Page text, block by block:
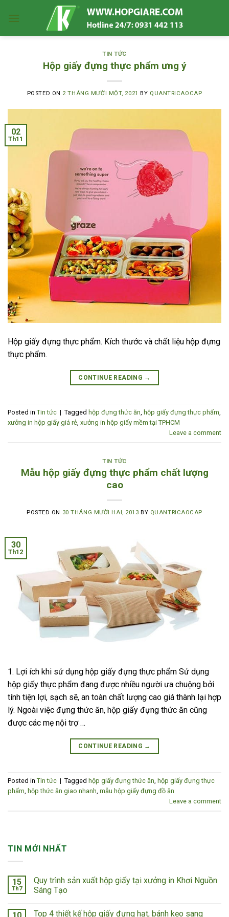
TIN TỨC
Hộp giấy đựng thực phẩm ưng ý
POSTED ON 2 THÁNG MƯỜI MỘT, 2021 BY QUANTRICAOCAP
02
Th11
Hộp giấy đựng thực phẩm. Kích thước và chất liệu hộp đựng
thực phẩm.
CONTINUE READING →
Posted in Tin tức | Tagged hộp đựng thức ăn hộp giấy đựng thực phẩm
xưởng in hộp giấy giá rẻ xưởng in hộp giấy mềm tại TPHCM
Leave a comment
TIN TỨC
Mẫu hộp giấy đựng thực phẩm chất lượng
cao
POSTED ON 30 THÁNG MƯỜI HAI, 2013 BY QUANTRICAOCAP
30
Th12
1. Lợi ích khi sử dụng hộp giấy đựng thực phẩm Sử dụng
hộp giấy thực phẩm đang được nhiều người ưa chuộng bởi
tính tiện lợi, sạch sẽ, an toàn chất lượng cao giá thành lại hợp
lý. Ngoài việc đựng thức ăn, hộp giấy đựng thức ăn cũng
được các mẹ nội trợ …
CONTINUE READING →
Posted in Tin tức | Tagged hộp giấy đựng thức ăn, hộp giấy đựng thực
phẩm, hộp thức ăn giao nhanh, mẫu hộp giấy đựng đồ ăn
Leave a comment
TIN MỚI NHẤT
15
Th7
Quy trình sản xuất hộp giấy tại xưởng in Khơi Nguồn
Sáng Tạo
10 Top 4 thiết kế hộp giấy đựng hạt, bánh kẹo sang